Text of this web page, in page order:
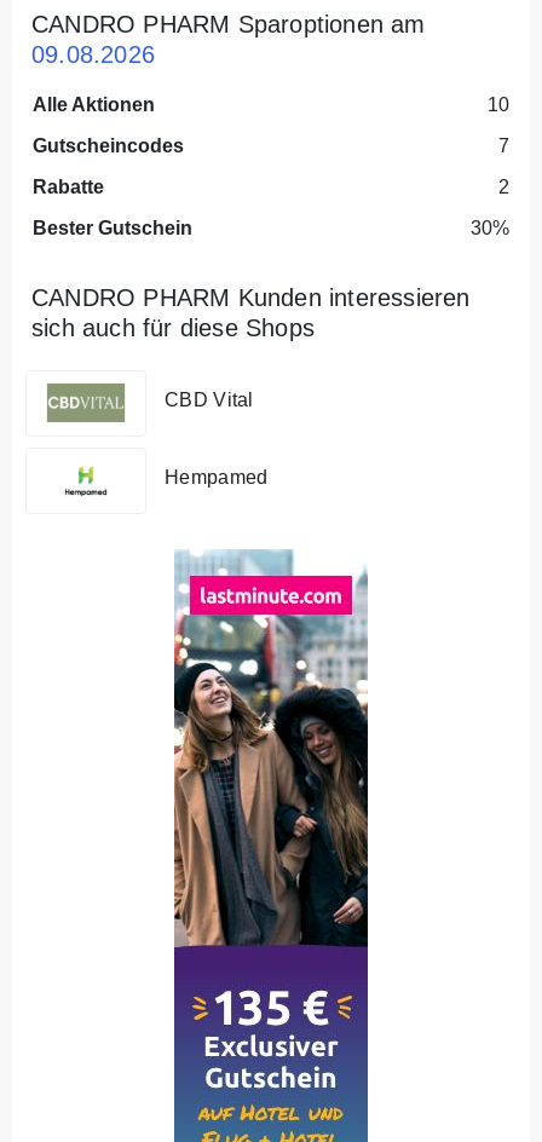
CANDRO PHARM Sparoptionen am
09.08.2026
Alle Aktionen
10
Gutscheincodes
7
Rabatte
2
Bester Gutschein
30%
CANDRO PHARM Kunden interessieren
sich auch für diese Shops
CBD Vital
Hempamed